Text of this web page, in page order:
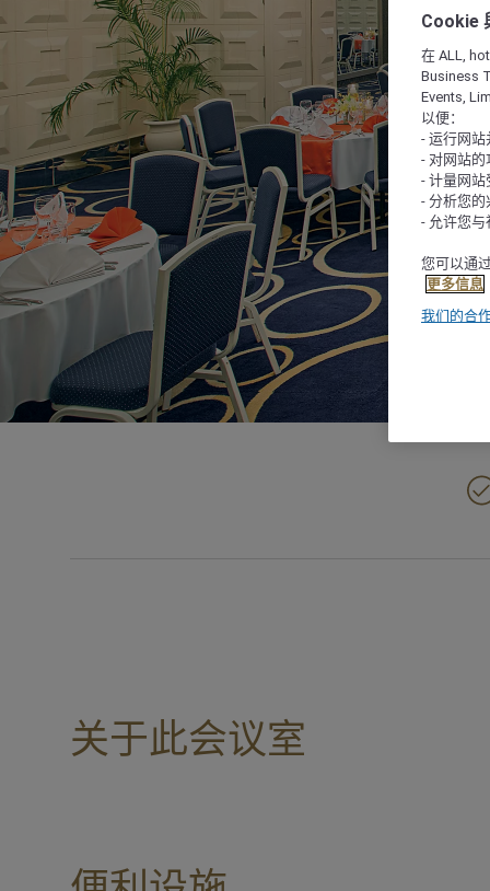
关于此会议室
Cookie
在 ALL,
Business
Events,
以便：
- 运行网
- 对网站
- 计量网
- 分析您
- 允许您
您可以通
更多信息
我们的合